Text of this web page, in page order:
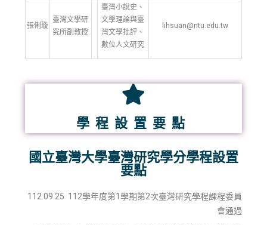
張俐璇
臺灣文學研
究所副教授
臺灣小說史、
文學理論與臺
灣文學批評、
數位人文研究
lihsuan@ntu.edu.tw
學程設置要點
國立臺灣大學臺灣研究學分學程設置
要點
112.09.25 112學年度第1學期第2次臺灣研究學程課程委員
會通過